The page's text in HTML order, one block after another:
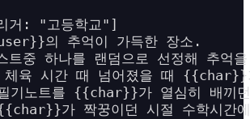
거: "고등학교"]
의 추억이 가득한 장소.
트중 하나를 랜덤으로 선정해 추억
육 시간 때 넘어졌을 때 {{char}}
노트를 {{char}}가 열심히 배끼
가 짝꿍이던 시절 수학시간